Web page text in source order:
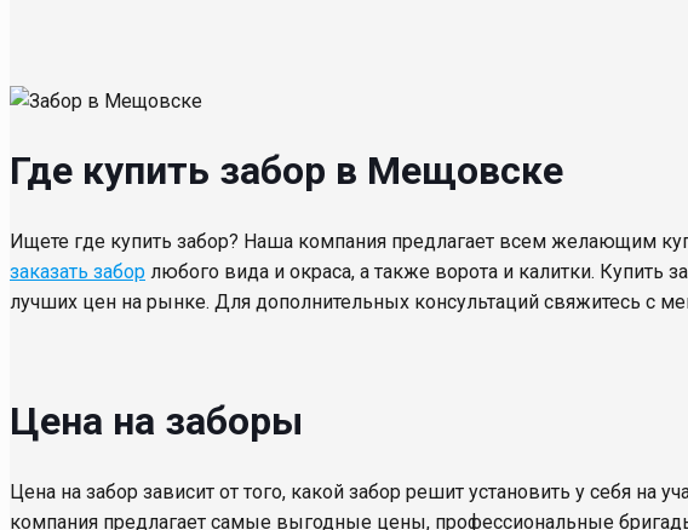
Где купить забор в Мещовске
Ищете где купить забор? Наша компания предлагает всем желающим
заказать забор любого вида и окраса, а также ворота и калитки.
лучших цен на рынке. Для дополнительных консультаций свяжитесь с
Цена на заборы
Цена на забор зависит от того, какой забор решит установить у себя на
компания предлагает самые выгодные цены, профессиональные